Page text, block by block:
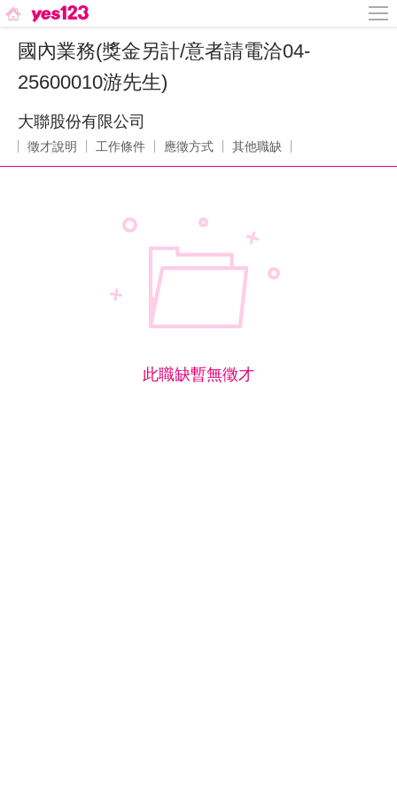
國內業務(獎金另計/意者請電洽04-
25600010游先生)
大聯股份有限公司
徵才說明 工作條件 應徵方式 其他職缺
此職缺暫無徵才